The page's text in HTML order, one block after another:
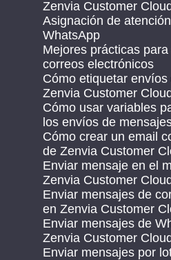
Zenvia Customer Cloud
Asignación de
WhatsApp
Mejores prácticas
correos electrónicos
Cómo etiquetar
Zenvia Customer Cloud
Cómo usar variables
los envíos de
Cómo crear un email
de Zenvia Customer
Enviar mensaje en el
Zenvia Customer Cloud
Enviar mensajes de
en Zenvia Customer
Enviar mensajes de
Zenvia Customer Cloud
Enviar mensajes por